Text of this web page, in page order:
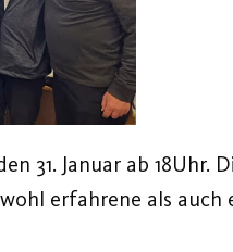
31. Januar ab 18Uhr.
erfahrene als auch